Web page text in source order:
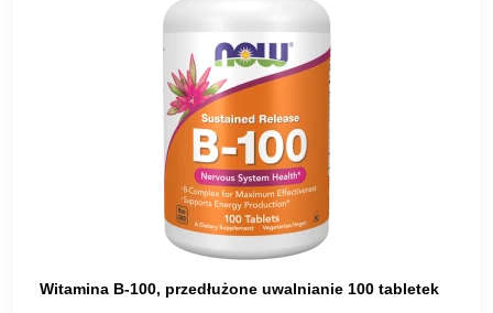
Witamina B-100, przedłużone uwalnianie 100 tabletek